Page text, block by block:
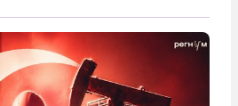
сознании первых лиц
стоящих за ними...